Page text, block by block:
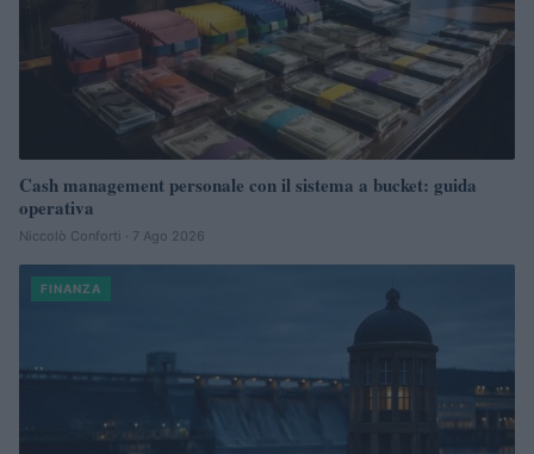
Cash management personale con il sistema a bucket: guida
operativa
Niccolò Conforti · 7 Ago 2026
FINANZA